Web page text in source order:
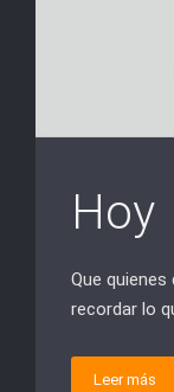
Hoy
Que
recordar lo
Leer más